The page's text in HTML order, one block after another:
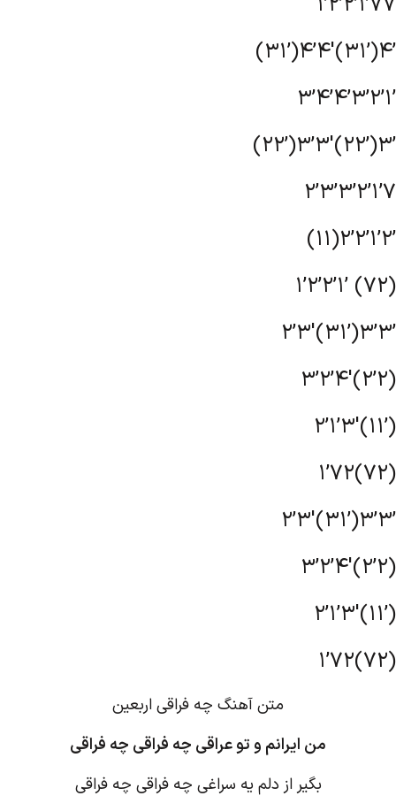
(31’)4’4′(31’)4’
3’4’4’3’2’1’
(22’)3’3′(22’)3’
2’3’3’2’1’7
(11)2’2’1’2’
1’2’2’1’ (72)
2’3′(31’)3’3’
3’2’4′(2’2)
2’1’3′(11’)
1’72(72)
2’3′(31’)3’3’
3’2’4′(2’2)
2’1’3′(11’)
1’72(72)
متن آهنگ چه فراقی اربعین
من ایرانم و تو عراقی چه فراقی چه فراقی
بگیر از دلم یه سراغی چه فراقی چه فراقی